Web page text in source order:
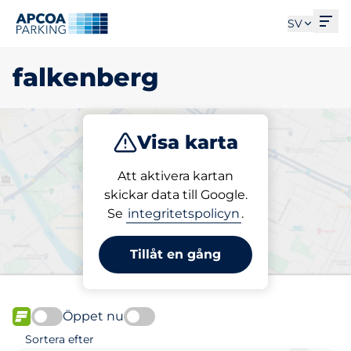
SV
falkenberg
Visa karta
Att aktivera kartan
skickar data till Google.
Se integritetspolicyn .
Tillåt en gång
Parkera Ladda
Välj din laddplats i
falkenberg
FLÖDE
Öppet nu
Sortera efter